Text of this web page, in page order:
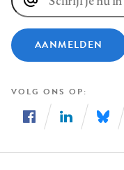
E-
mailadres
AANMELDEN
VOLG ONS OP
ons
ons
ons